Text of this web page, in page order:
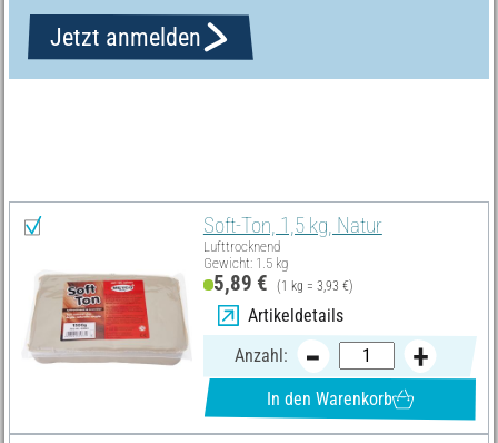
Jetzt anmelden
Soft-Ton, 1,5 kg, Natur
Lufttrocknend
Gewicht: 1.5 kg
5,89 € (1 kg = 3,93 €)
Artikeldetails
Anzahl:
In den Warenkorb